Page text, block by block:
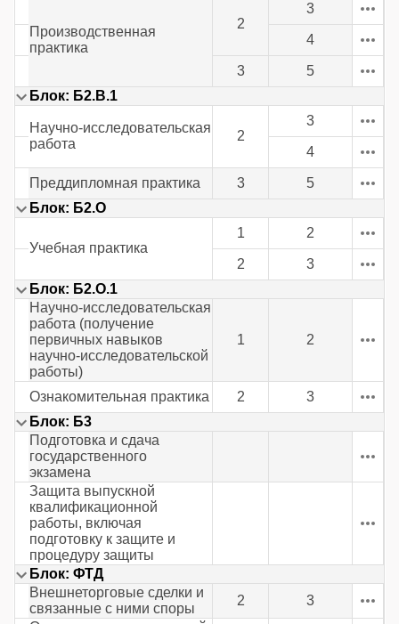
Производственная
практика
2
3
4
3
5
Блок: Б2.В.1
Научно-исследовательская
работа
2
3
4
Преддипломная практика 3
5
Блок: Б2.О
Учебная практика
1 2
2
3
Блок: Б2.О.1
Научно-исследовательская
работа (получение
первичных навыков
научно-исследовательской
работы)
1 2
Ознакомительная практика 2
3
Блок: Б3
Подготовка и сдача
государственного
экзамена
Защита выпускной
квалификационной
работы, включая
подготовку к защите и
процедуру защиты
Блок: ФТД
Внешнеторговые сделки и
связанные с ними споры
2
3